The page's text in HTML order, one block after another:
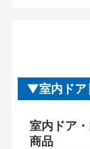
室内ドア
室内ドア
商品